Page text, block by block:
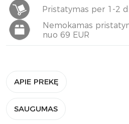
Pristatymas per 1-2
Nemokamas
nuo 69 EUR
APIE PREKĘ
SAUGUMAS